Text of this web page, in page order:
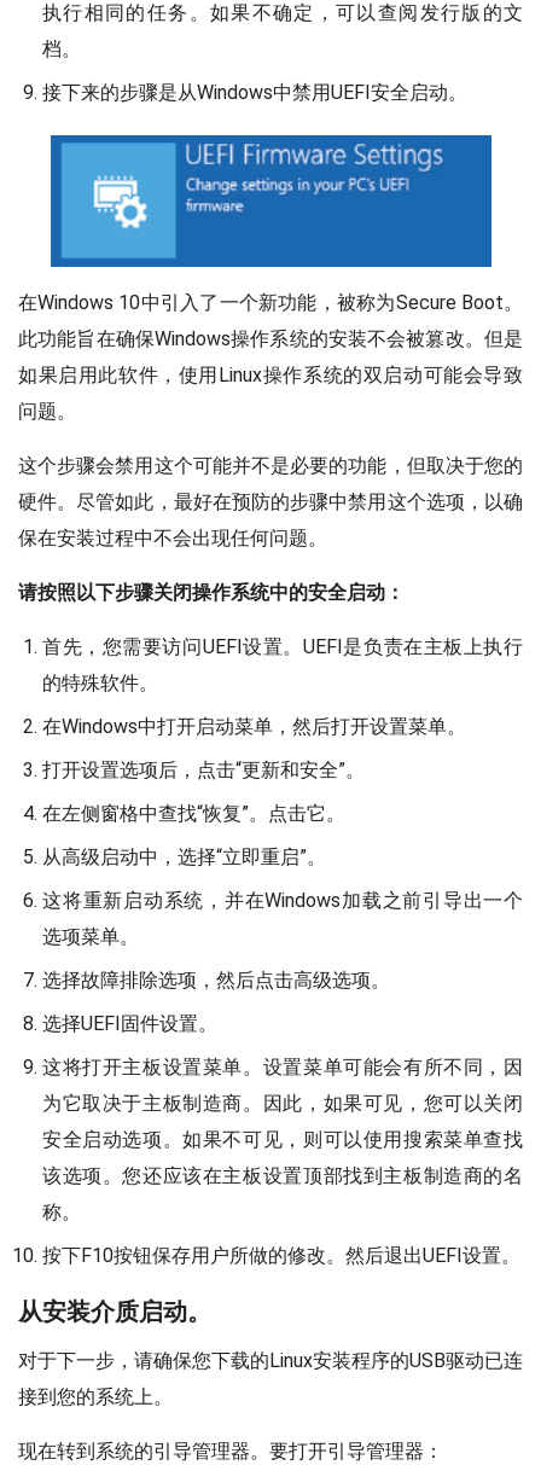
执行相同的任务。如果不确定，可以查阅发行版的文
档。
接下来的步骤是从Windows中禁用UEFI安全启动。
在Windows 10中引入了一个新功能，被称为Secure Boot。
此功能旨在确保Windows操作系统的安装不会被篡改。但是
如果启用此软件，使用Linux操作系统的双启动可能会导致
问题。
这个步骤会禁用这个可能并不是必要的功能，但取决于您的
硬件。尽管如此，最好在预防的步骤中禁用这个选项，以确
保在安装过程中不会出现任何问题。
请按照以下步骤关闭操作系统中的安全启动：
首先，您需要访问UEFI设置。UEFI是负责在主板上执行
的特殊软件。
在Windows中打开启动菜单，然后打开设置菜单。
打开设置选项后，点击“更新和安全”。
在左侧窗格中查找“恢复”。点击它。
从高级启动中，选择“立即重启”。
这将重新启动系统，并在Windows加载之前引导出一个
选项菜单。
选择故障排除选项，然后点击高级选项。
选择UEFI固件设置。
这将打开主板设置菜单。设置菜单可能会有所不同，因
为它取决于主板制造商。因此，如果可见，您可以关闭
安全启动选项。如果不可见，则可以使用搜索菜单查找
该选项。您还应该在主板设置顶部找到主板制造商的名
称。
按下F10按钮保存用户所做的修改。然后退出UEFI设置。
从安装介质启动。
对于下一步，请确保您下载的Linux安装程序的USB驱动已连
接到您的系统上。
现在转到系统的引导管理器。要打开引导管理器：